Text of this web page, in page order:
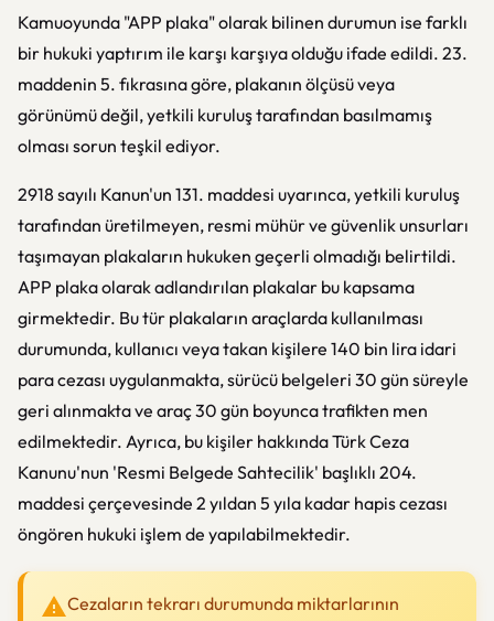
Kamuoyunda "APP plaka" olarak bilinen durumun ise farklı
bir hukuki yaptırım ile karşı karşıya olduğu ifade edildi. 23.
maddenin 5. fıkrasına göre, plakanın ölçüsü veya
görünümü değil, yetkili kuruluş tarafından basılmamış
olması sorun teşkil ediyor.
2918 sayılı Kanun'un 131. maddesi uyarınca, yetkili kuruluş
tarafından üretilmeyen, resmi mühür ve güvenlik unsurları
taşımayan plakaların hukuken geçerli olmadığı belirtildi.
APP plaka olarak adlandırılan plakalar bu kapsama
girmektedir. Bu tür plakaların araçlarda kullanılması
durumunda, kullanıcı veya takan kişilere 140 bin lira idari
para cezası uygulanmakta, sürücü belgeleri 30 gün süreyle
geri alınmakta ve araç 30 gün boyunca trafikten men
edilmektedir. Ayrıca, bu kişiler hakkında Türk Ceza
Kanunu'nun 'Resmi Belgede Sahtecilik' başlıklı 204.
maddesi çerçevesinde 2 yıldan 5 yıla kadar hapis cezası
öngören hukuki işlem de yapılabilmektedir.
Cezaların tekrarı durumunda miktarlarının